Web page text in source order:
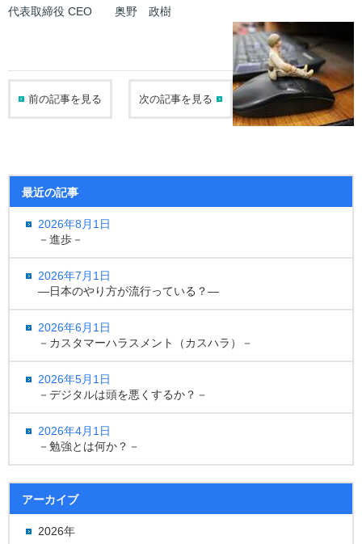
代表取締役 CEO 奥野 政樹
前の記事を見る 次の記事を見る
最近の記事
2026年8月1日
－進歩－
2026年7月1日
―日本のやり方が流行っている？―
2026年6月1日
－カスタマーハラスメント（カスハラ）－
2026年5月1日
－デジタルは頭を悪くするか？－
2026年4月1日
－勉強とは何か？－
アーカイブ
2026年